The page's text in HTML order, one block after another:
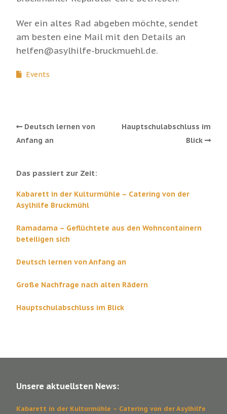
Wer ein altes Rad abgeben möchte, sendet
am besten eine Mail mit den Details an
helfen@asylhilfe-bruckmuehl.de.
Events
Deutsch lernen von
Anfang an
Hauptschulabschluss im
Blick
Das passiert zur Zeit:
Kabarett in der Kulturmühle – Catering von der
Asylhilfe Bruckmühl
Ramadama – Geflüchtete aus den Wohncontainern
beteiligen sich
Deutsch lernen von Anfang an
Große Nachfrage nach alten Rädern
Hauptschulabschluss im Blick
Unsere aktuellsten News:
Kabarett in der Kulturmühle – Catering von der Asylhilfe